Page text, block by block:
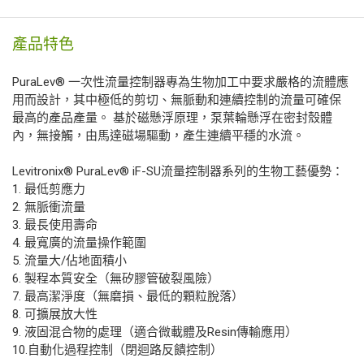
產品特色
PuraLev® 一次性流量控制器專為生物加工中要求嚴格的流體應
用而設計，其中極低的剪切、無脈動和連續控制的流量可確保
最高的產品產量。 基於磁懸浮原理，泵葉輪懸浮在密封殼體
內，無接觸，由馬達磁場驅動，產生連續平穩的水流。
Levitronix® PuraLev® iF-SU流量控制器系列的生物工藝優勢：
1. 最低剪應力
2. 無脈衝流量
3. 最長使用壽命
4. 最寬廣的流量操作範圍
5. 流量大/佔地面積小
6. 製程本質安全（無矽膠管破裂風險）
7. 最高潔淨度（無磨損、最低的顆粒脫落）
8. 可擴展放大性
9. 液固混合物的處理（適合微載體及Resin傳輸應用）
10.自動化過程控制（閉迴路反饋控制）